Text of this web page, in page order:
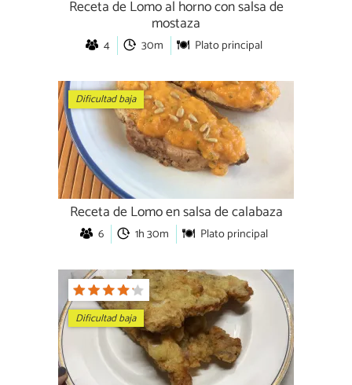
Receta de Lomo al horno con salsa de
mostaza
4 30m Plato principal
Dificultad baja
Receta de Lomo en salsa de calabaza
6 1h 30m Plato principal
Dificultad baja